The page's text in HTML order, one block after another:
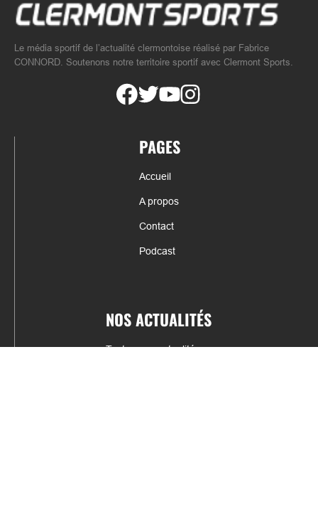
Le média sportif de l’actualité clermontoise réalisé par Fabrice
CONNORD. Soutenons notre territoire sportif avec Clermont Sports.
PAGES
Accueil
A propos
Contact
Podcast
NOS ACTUALITÉS
Toutes nos actualités